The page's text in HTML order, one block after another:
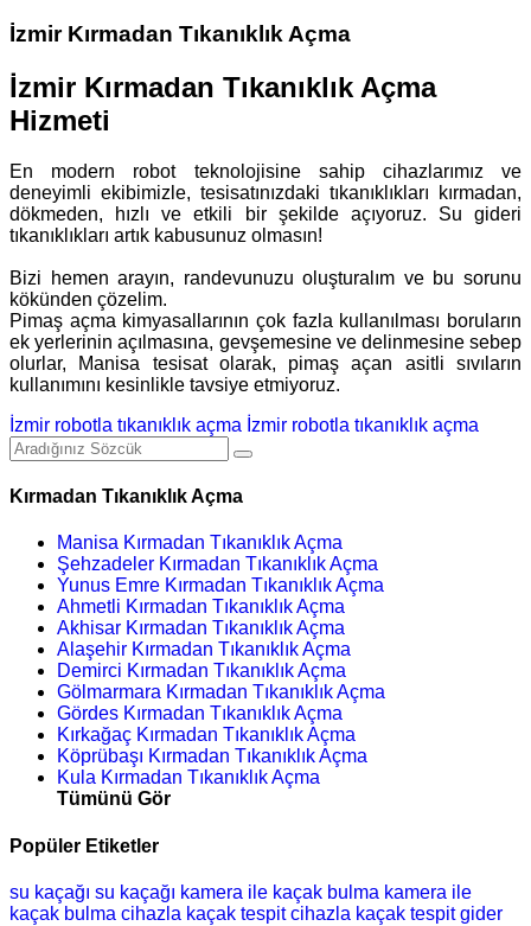
İzmir Kırmadan Tıkanıklık Açma
İzmir Kırmadan Tıkanıklık Açma
Hizmeti
En modern robot teknolojisine sahip cihazlarımız ve
deneyimli ekibimizle, tesisatınızdaki tıkanıklıkları kırmadan,
dökmeden, hızlı ve etkili bir şekilde açıyoruz. Su gideri
tıkanıklıkları artık kabusunuz olmasın!
Bizi hemen arayın, randevunuzu oluşturalım ve bu sorunu
kökünden çözelim.
Pimaş açma kimyasallarının çok fazla kullanılması boruların
ek yerlerinin açılmasına, gevşemesine ve delinmesine sebep
olurlar, Manisa tesisat olarak, pimaş açan asitli sıvıların
kullanımını kesinlikle tavsiye etmiyoruz.
İzmir robotla tıkanıklık açma İzmir robotla tıkanıklık açma
Kırmadan Tıkanıklık Açma
Manisa Kırmadan Tıkanıklık Açma
Şehzadeler Kırmadan Tıkanıklık Açma
Yunus Emre Kırmadan Tıkanıklık Açma
Ahmetli Kırmadan Tıkanıklık Açma
Akhisar Kırmadan Tıkanıklık Açma
Alaşehir Kırmadan Tıkanıklık Açma
Demirci Kırmadan Tıkanıklık Açma
Gölmarmara Kırmadan Tıkanıklık Açma
Gördes Kırmadan Tıkanıklık Açma
Kırkağaç Kırmadan Tıkanıklık Açma
Köprübaşı Kırmadan Tıkanıklık Açma
Kula Kırmadan Tıkanıklık Açma
Tümünü Gör
Popüler Etiketler
su kaçağı su kaçağı kamera ile kaçak bulma kamera ile
kaçak bulma cihazla kaçak tespit cihazla kaçak tespit gider